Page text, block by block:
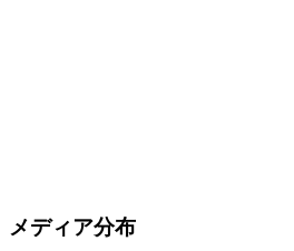
メディア分布